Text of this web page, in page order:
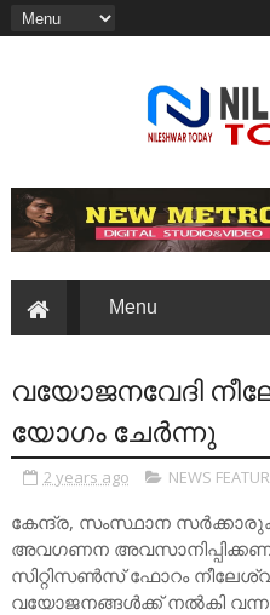
വയോജനവേദി
യോഗം ചേർന്നു
2 years ago NEWS
കേന്ദ്ര, സംസ്ഥാന
അവഗണന
സിറ്റിസൺസ് ഫോറം
വയോജനങ്ങൾക്ക് നൽകി